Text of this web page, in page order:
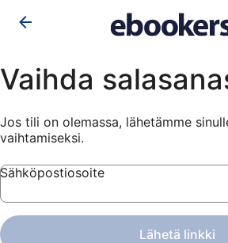
Vaihda
Jos tili on olemassa, lähetämme
vaihtamiseksi.
Sähköpostiosoite
Lähetä linkki